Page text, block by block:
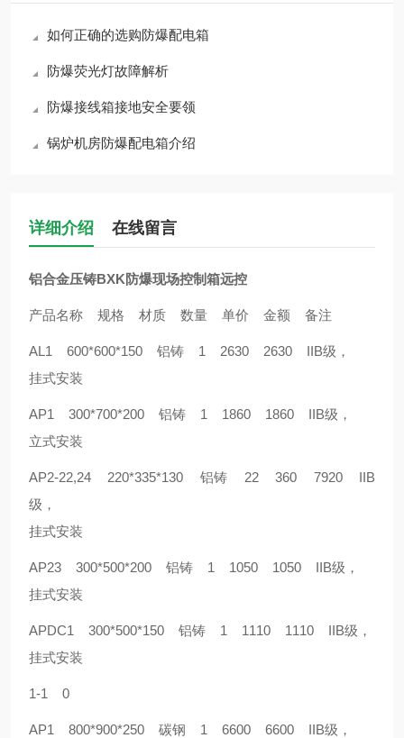
如何正确的选购防爆配电箱
防爆荧光灯故障解析
防爆接线箱接地安全要领
锅炉机房防爆配电箱介绍
详细介绍 在线留言
铝合金压铸BXK防爆现场控制箱远控
产品名称 规格 材质 数量 单价 金额 备注
AL1 600*600*150 铝铸 1 2630 2630 IIB级，
挂式安装
AP1 300*700*200 铝铸 1 1860 1860 IIB级，
立式安装
AP2-22,24 220*335*130 铝铸 22 360 7920 IIB
级，
挂式安装
AP23 300*500*200 铝铸 1 1050 1050 IIB级，
挂式安装
APDC1 300*500*150 铝铸 1 1110 1110 IIB级，
挂式安装
1-1 0
AP1 800*900*250 碳钢 1 6600 6600 IIB级，